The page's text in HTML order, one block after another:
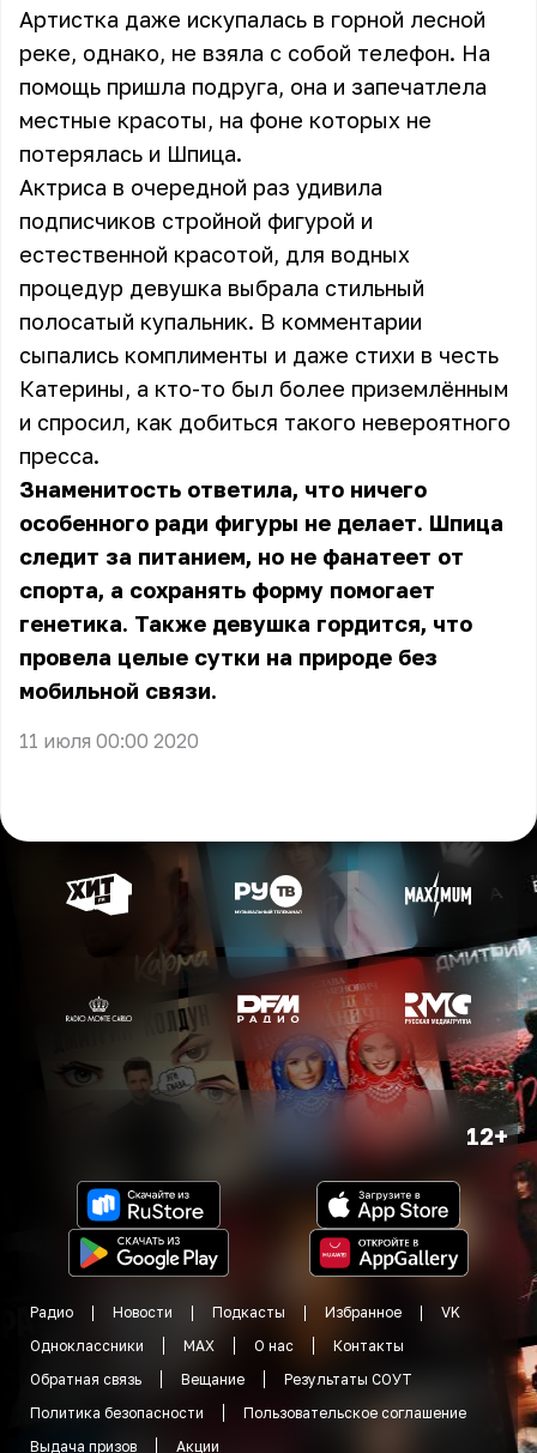
Артистка даже искупалась в горной лесной
реке, однако, не взяла с собой телефон. На
помощь пришла подруга, она и запечатлела
местные красоты, на фоне которых не
потерялась и Шпица.
Актриса в очередной раз удивила
подписчиков стройной фигурой и
естественной красотой, для водных
процедур девушка выбрала стильный
полосатый купальник. В комментарии
сыпались комплименты и даже стихи в честь
Катерины, а кто-то был более приземлённым
и спросил, как добиться такого невероятного
пресса.
Знаменитость ответила, что ничего
особенного ради фигуры не делает. Шпица
следит за питанием, но не фанатеет от
спорта, а сохранять форму помогает
генетика. Также девушка гордится, что
провела целые сутки на природе без
мобильной связи.
11 июля 00:00 2020
12+
Радио Новости Подкасты Избранное
VK
Одноклассники
MAX О нас
Контакты
Обратная связь
Вещание
Результаты СОУТ
Политика безопасности
Пользовательское соглашение
Выдача призов
Акции